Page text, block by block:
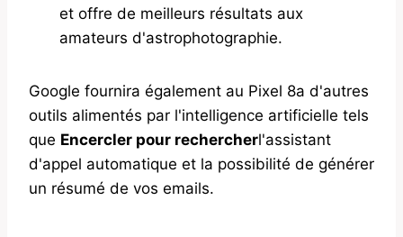
et offre de meilleurs résultats aux
amateurs d'astrophotographie.
Google fournira également au Pixel 8a d'autres
outils alimentés par l'intelligence artificielle tels
que Encercler pour rechercherl'assistant
d'appel automatique et la possibilité de générer
un résumé de vos emails.